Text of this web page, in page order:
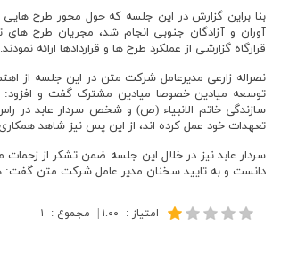
بنا براین گزارش در این جلسه که حول محور طرح
آوران و آزادگان جنوبی انجام شد، مجریان طرح
قرارگاه گزارشی از عملکرد طرح ها و قراردادها ارائه نمودند.
نصراله زارعی مدیرعامل شرکت متن در این جلسه از
توسعه میادین خصوصا میادین مشترک گفت و افزود:
سازندگی خاتم الانبیاء (ص) و شخص سردار عابد در
تعهدات خود عمل کرده اند، از این پس نیز شاهد
سردار عابد نیز در خلال این جلسه ضمن تشکر از
دانست و به تایید سخنان مدیر عامل شرکت متن
امتیاز : ۱.۰۰ مجموع : ۱